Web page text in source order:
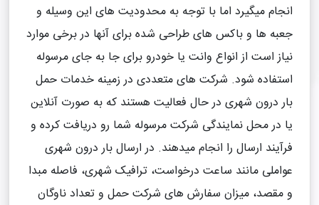
انجام میگیرد اما با توجه به محدودیت های این وسیله و
جعبه ها و باکس های طراحی شده برای آنها در برخی موارد
نیاز است از انواع وانت یا خودرو برای جا به جای مرسوله
استفاده شود. شرکت های متعددی در زمینه خدمات حمل
بار درون شهری در حال فعالیت هستند که به صورت آنلاین
یا در محل نمایندگی شرکت مرسوله شما رو دریافت کرده و
فرآیند ارسال را انجام میدهند. در ارسال بار درون شهری
عواملی مانند ساعت درخواست، ترافیک شهری، فاصله مبدا
و مقصد، میزان سفارش های شرکت حمل و تعداد ناوگان